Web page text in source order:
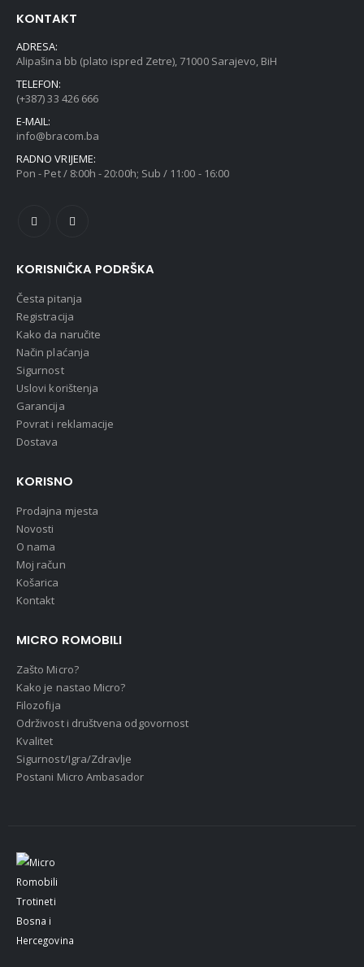
KONTAKT
ADRESA:
Alipašina bb (plato ispred Zetre), 71000 Sarajevo, BiH
TELEFON:
(+387) 33 426 666
E-MAIL:
info@bracom.ba
RADNO VRIJEME:
Pon - Pet / 8:00h - 20:00h; Sub / 11:00 - 16:00
KORISNIČKA PODRŠKA
Česta pitanja
Registracija
Kako da naručite
Način plaćanja
Sigurnost
Uslovi korištenja
Garancija
Povrat i reklamacije
Dostava
KORISNO
Prodajna mjesta
Novosti
O nama
Moj račun
Košarica
Kontakt
MICRO ROMOBILI
Zašto Micro?
Kako je nastao Micro?
Filozofija
Održivost i društvena odgovornost
Kvalitet
Sigurnost/Igra/Zdravlje
Postani Micro Ambasador